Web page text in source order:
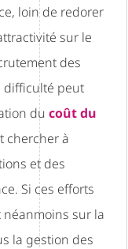
loin de redorer
sur le
des
difficulté peut
du coût du
chercher à
et des
Si ces efforts
sur la
la gestion des